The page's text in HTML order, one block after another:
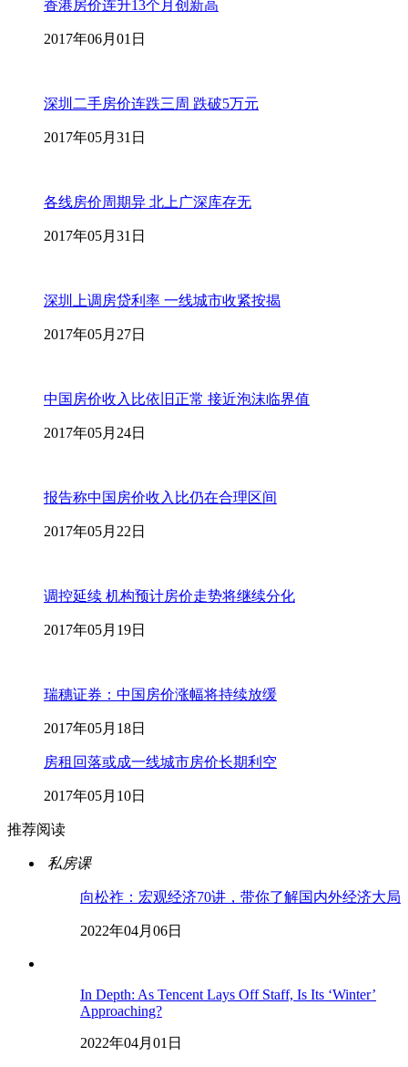
香港房价连升13个月创新高
2017年06月01日
深圳二手房价连跌三周 跌破5万元
2017年05月31日
各线房价周期异 北上广深库存无
2017年05月31日
深圳上调房贷利率 一线城市收紧按揭
2017年05月27日
中国房价收入比依旧正常 接近泡沫临界值
2017年05月24日
报告称中国房价收入比仍在合理区间
2017年05月22日
调控延续 机构预计房价走势将继续分化
2017年05月19日
瑞穗证券：中国房价涨幅将持续放缓
2017年05月18日
房租回落或成一线城市房价长期利空
2017年05月10日
推荐阅读
私房课
向松祚：宏观经济70讲，带你了解国内外经济大局
2022年04月06日
In Depth: As Tencent Lays Off Staff, Is Its ‘Winter’
Approaching?
2022年04月01日